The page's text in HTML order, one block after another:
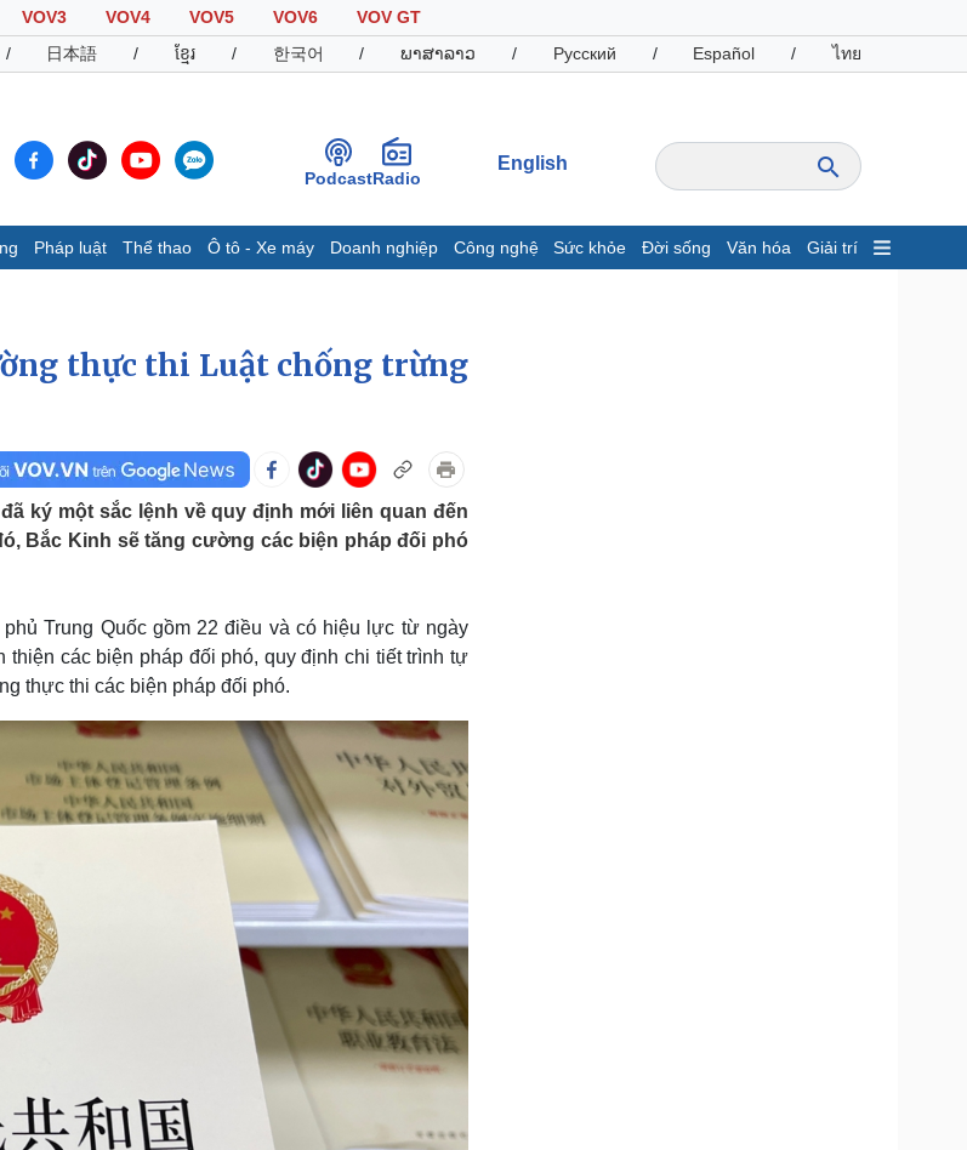
VOV3 VOV4 VOV5 VOV6
VOV GT
/ 日本語 / ខ្មែរ / 한국어 / ພາສາລາວ / Русский / Español / ไทย
PodcastRadio
English
Pháp luật Thể thao Ô tô - Xe máy Doanh nghiệp Công nghệ Sức khỏe Đời sống Văn hóa Giải trí
đó đây
Ảnh
E-Magazine
Khởi nghiệp
Ô tô - Xe máy
Xe máy
Doanh nghiệp
Thông tin doanh nghiệp
Doanh nghiệp 24h
Giải trí
Thời trang
Săn Tour
check-in
thực thi Luật chống trừng
ký một sắc lệnh về quy định mới liên quan đến
Bắc Kinh sẽ tăng cường các biện pháp đối phó
Trung Quốc gồm 22 điều và có hiệu lực từ ngày
các biện pháp đối phó, quy định chi tiết trình tự
thực thi các biện pháp đối phó.